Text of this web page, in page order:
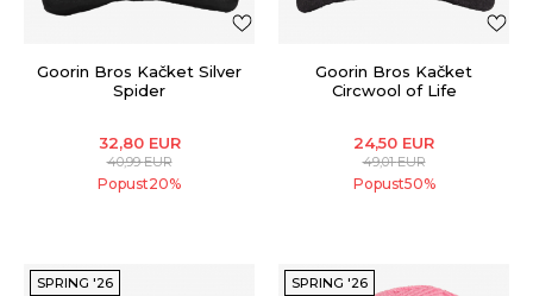
Goorin Bros Kačket Silver
Spider
32,80 EUR
40,99EUR
Popust20%
Goorin Bros Kačket
Circwool of Life
24,50 EUR
49,01EUR
Popust50%
SPRING '26 SPRING '26